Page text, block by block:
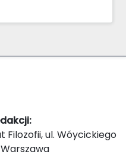
Filozofii, ul. Wóycickiego
Warszawa